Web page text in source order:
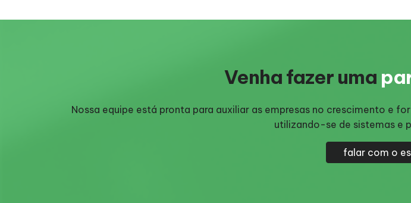
Venha fazer uma
Nossa equipe está pronta para auxiliar as empresas no crescimento e
utilizando-se de sistemas e
falar com o